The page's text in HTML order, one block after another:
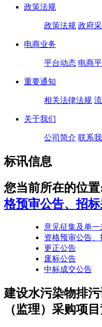
政策法规
政策法规 政府
电商业务
平台动态 电商
重要通知
相关法律法规
关于我们
公司简介 联系
标讯信息
您当前所在的位置
格预审公告、招
意见征集及单
资格预审公告
更正公告
废标公告
中标成交公告
建设水污染物排污
（监理）采购项